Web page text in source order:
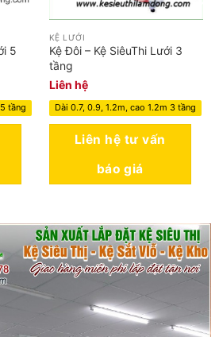
5
tầng
KỆ LƯỚI
Kệ Đôi – Kệ SiêuThi Lưới 3
tầng
Liên hệ
Dài 0.7, 0.9, 1.2m, cao 1.2m 3 tầng
Liên hệ tư vấn
báo giá